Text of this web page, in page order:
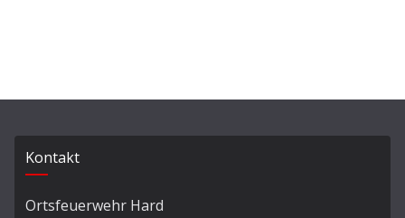
Kontakt
Ortsfeuerwehr Hard